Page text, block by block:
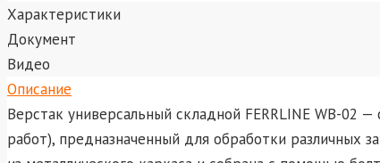
Характеристики
Документ
Видео
Описание
Верстак универсальный складной FERRLINE WB-02
работ), предназначенный для обработки различных